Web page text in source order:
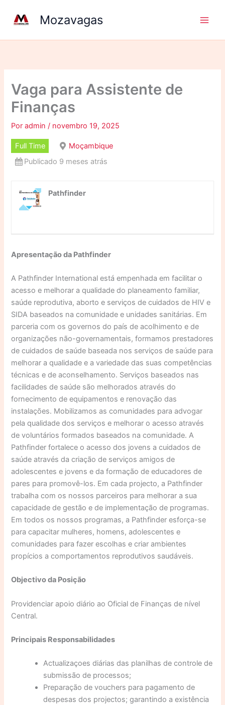
conteúdo
Mozavagas
Vaga para Assistente de
Finanças
Poradmin/ novembro 19, 2025
Full Time
Moçambique
Publicado 9 meses atrás
Pathfinder
Apresentação da Pathfinder
A Pathfinder International está empenhada em facilitar o
acesso e melhorar a qualidade do planeamento familiar,
saúde reprodutiva, aborto e serviços de cuidados de HIV e
SIDA baseados na comunidade e unidades sanitárias. Em
parceria com os governos do país de acolhimento e de
organizações não-governamentais, formamos prestadores
de cuidados de saúde baseada nos serviços de saúde para
melhorar a qualidade e a variedade das suas competências
técnicas e de aconselhamento. Serviços baseados nas
facilidades de saúde são melhorados através do
fornecimento de equipamentos e renovação das
instalações. Mobilizamos as comunidades para advogar
pela qualidade dos serviços e melhorar o acesso através
de voluntários formados baseados na comunidade. A
Pathfinder fortalece o acesso dos jovens a cuidados de
saúde através da criação de serviços amigos de
adolescentes e jovens e da formação de educadores de
pares para promovê-los. Em cada projecto, a Pathfinder
trabalha com os nossos parceiros para melhorar a sua
capacidade de gestão e de implementação de programas.
Em todos os nossos programas, a Pathfinder esforça-se
para capacitar mulheres, homens, adolescentes e
comunidades para fazer escolhas e criar ambientes
propícios a comportamentos reprodutivos saudáveis.
Objectivo da Posição
Providenciar apoio diário ao Oficial de Finanças de nível
Central.
Principais Responsabilidades
Actualizaçoes diárias das planilhas de controle de
submissão de processos;
Preparação de vouchers para pagamento de
despesas dos projectos; garantindo a existência